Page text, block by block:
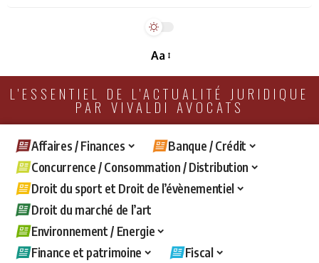
Aa
L'ESSENTIEL DE L'ACTUALITÉ JURIDIQUE
PAR VIVALDI AVOCATS
Affaires / Finances
Banque / Crédit
Concurrence / Consommation / Distribution
Droit du sport et Droit de l’évènementiel
Droit du marché de l’art
Environnement / Energie
Finance et patrimoine
Fiscal